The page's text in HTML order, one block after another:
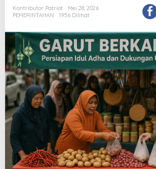
Kontributor Patriot
Mei 28, 2026
PEMERINTAHAN
1956 Dilihat